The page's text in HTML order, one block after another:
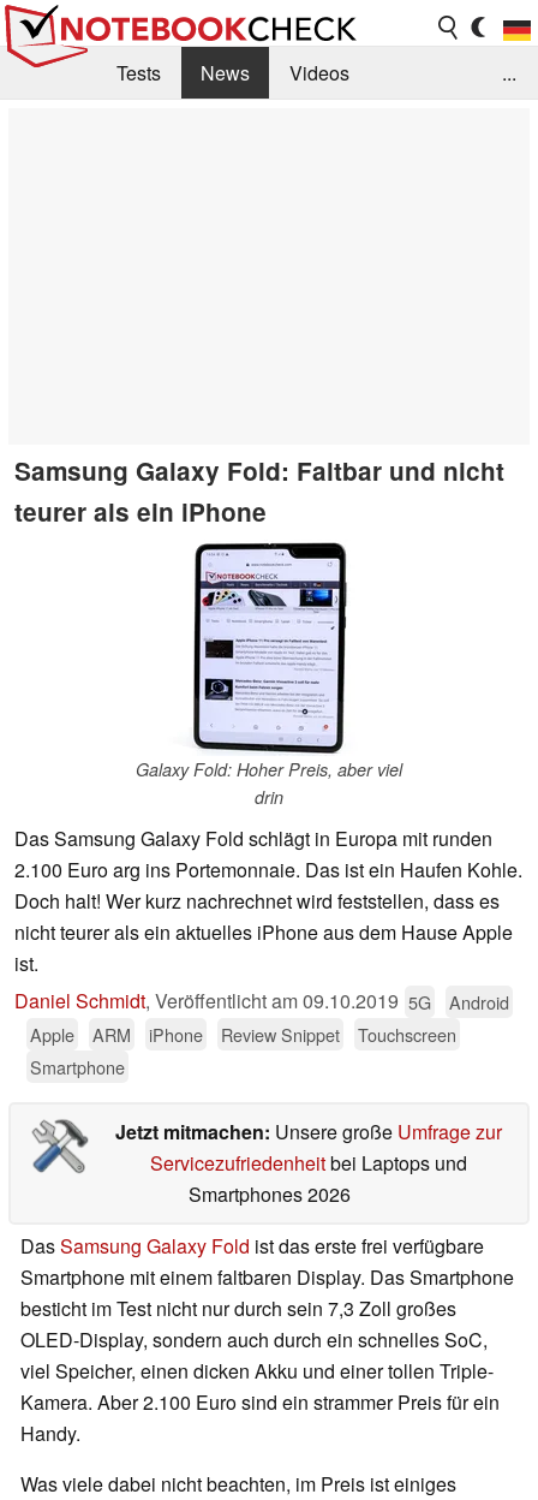
Tests News
Videos
...
Samsung Galaxy Fold: Faltbar und nicht
teurer als ein iPhone
Galaxy Fold: Hoher Preis, aber viel
drin
Das Samsung Galaxy Fold schlägt in Europa mit runden
2.100 Euro arg ins Portemonnaie. Das ist ein Haufen Kohle.
Doch halt! Wer kurz nachrechnet wird feststellen, dass es
nicht teurer als ein aktuelles iPhone aus dem Hause Apple
ist.
Daniel Schmidt, Veröffentlicht am09.10.2019 5G
Android
Apple
ARM iPhone Review Snippet
Touchscreen
Smartphone
Jetzt mitmachen: Unsere große Umfrage zur
Servicezufriedenheitbei Laptops und
Smartphones 2026
DasSamsung Galaxy Fold ist das erste frei verfügbare
Smartphone mit einem faltbaren Display. Das Smartphone
besticht im Test nicht nur durch sein 7,3 Zoll großes
OLED-Display, sondern auch durch ein schnelles SoC,
viel Speicher, einen dicken Akku und einer tollen Triple-
Kamera. Aber 2.100 Euro sind ein strammer Preis für ein
Handy.
Was viele dabei nicht beachten, im Preis ist einiges